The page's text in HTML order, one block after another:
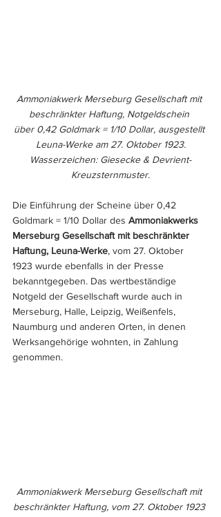
Ammoniakwerk Merseburg Gesellschaft mit
beschränkter Haftung, Notgeldschein
über 0,42 Goldmark = 1/10 Dollar, ausgestellt
Leuna-Werke am 27. Oktober 1923.
Wasserzeichen: Giesecke & Devrient-
Kreuzsternmuster.
Die Einführung der Scheine über 0,42
Goldmark = 1/10 Dollar des Ammoniakwerks
Merseburg Gesellschaft mit beschränkter
Haftung, Leuna-Werke, vom 27. Oktober
1923 wurde ebenfalls in der Presse
bekanntgegeben. Das wertbeständige
Notgeld der Gesellschaft wurde auch in
Merseburg, Halle, Leipzig, Weißenfels,
Naumburg und anderen Orten, in denen
Werksangehörige wohnten, in Zahlung
genommen.
Ammoniakwerk Merseburg Gesellschaft mit
beschränkter Haftung, vom 27. Oktober 1923